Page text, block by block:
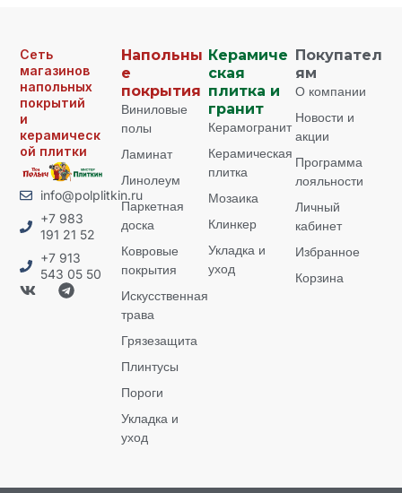
Сеть
магазинов
напольных
покрытий
и
керамическ
ой плитки
info@polplitkin.ru
+7 983
191 21 52
+7 913
543 05 50
Напольны
е
покрытия
Виниловые
полы
Ламинат
Линолеум
Паркетная
доска
Ковровые
покрытия
Искусственная
трава
Грязезащита
Плинтусы
Пороги
Укладка и
уход
Керамиче
ская
плитка и
гранит
Керамогранит
Керамическая
плитка
Мозаика
Клинкер
Укладка и
уход
Покупател
ям
О компании
Новости и
акции
Программа
лояльности
Личный
кабинет
Избранное
Корзина